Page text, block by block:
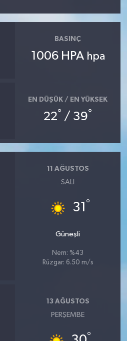
BASINÇ
1006 HPA hpa
EN DÜŞÜK / EN YÜKSEK
22° / 39°
11 AĞUSTOS
SALI
31 °
Güneşli
Nem: %43
Rüzgar: 6.50 m/s
13 AĞUSTOS
PERŞEMBE
°